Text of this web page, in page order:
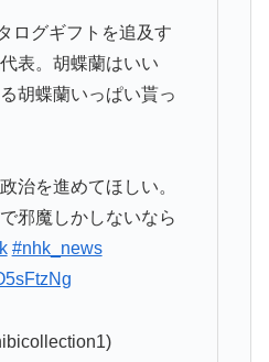
ログギフトを追及す
表。胡蝶蘭はいい
胡蝶蘭いっぱい貰っ
治を進めてほしい。
邪魔しかしないなら
#nhk_news